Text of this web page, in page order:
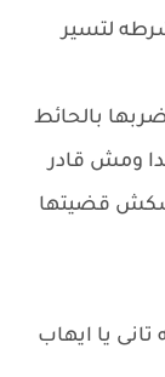
لتسير
بالحائط
ومش قادر
قضيتها
يا ايهاب